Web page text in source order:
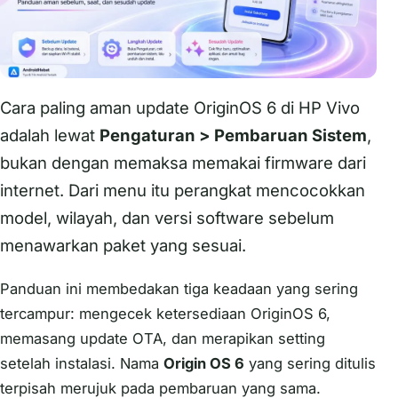
Cara paling aman update OriginOS 6 di HP Vivo
adalah lewat Pengaturan > Pembaruan Sistem,
bukan dengan memaksa memakai firmware dari
internet. Dari menu itu perangkat mencocokkan
model, wilayah, dan versi software sebelum
menawarkan paket yang sesuai.
Panduan ini membedakan tiga keadaan yang sering
tercampur: mengecek ketersediaan OriginOS 6,
memasang update OTA, dan merapikan setting
setelah instalasi. Nama Origin OS 6 yang sering ditulis
terpisah merujuk pada pembaruan yang sama.